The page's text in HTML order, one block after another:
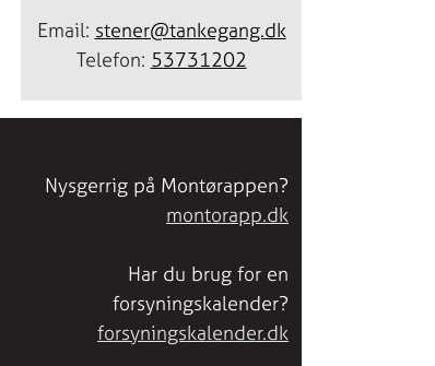
Email: stener@tankegang.dk
Telefon: 53731202
Nysgerrig på Montørappen?
montorapp.dk
Har du brug for en
forsyningskalender?
forsyningskalender.dk